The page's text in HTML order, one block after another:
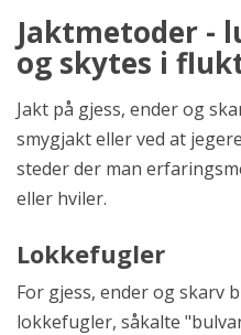
Jaktmetoder -
og skytes i
Jakt på gjess, ender og
smygjakt eller ved at
steder der man
eller hviler.
Lokkefugler
For gjess, ender og skarv
lokkefugler, såkalte